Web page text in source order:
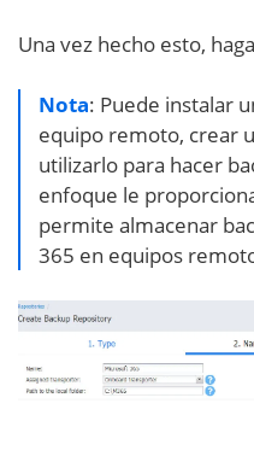
Una vez hecho esto,
Nota: Puede instalar
equipo remoto, crear
utilizarlo para hacer
enfoque le
permite almacenar
365 en equipos